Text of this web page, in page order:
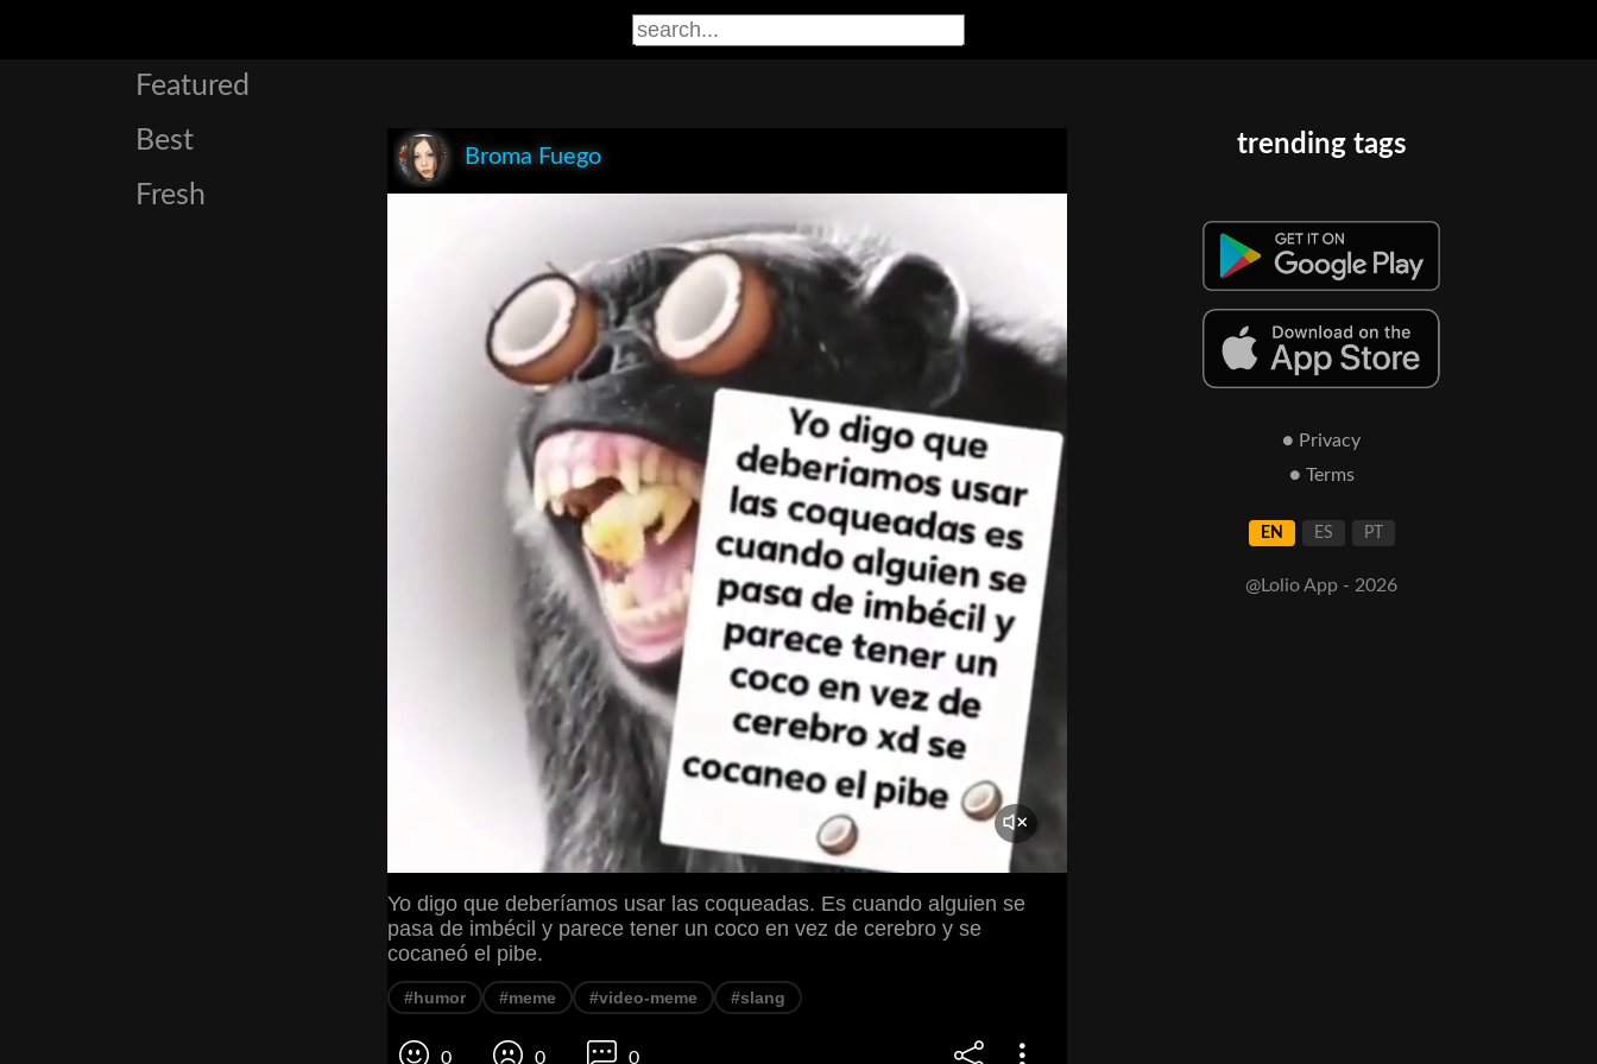
Featured
Best
Fresh
Broma Fuego
Yo digo que deberíamos usar las coqueadas. Es cuando alguien se
pasa de imbécil y parece tener un coco en vez de cerebro y se
cocaneó el pibe.
#humor #meme #video-meme #slang
0 0 0
trending tags
● Privacy
● Terms
EN ES PT
@Lolio App - 2026